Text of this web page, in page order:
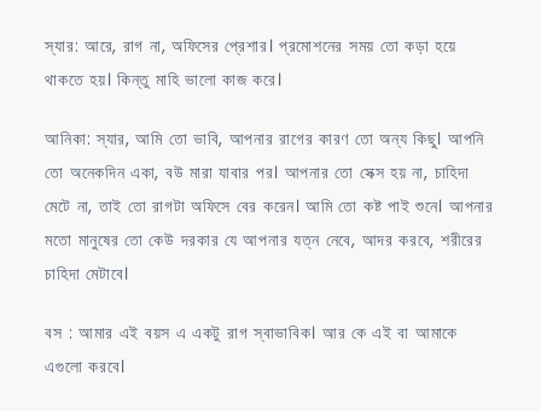
স্যার: আরে, রাগ না, অফিসের প্রেশার। প্রমোশনের সময় তো কড়া হয়ে
থাকতে হয়। কিন্তু মাহি ভালো কাজ করে।
আনিকা: স্যার, আমি তো ভাবি, আপনার রাগের কারণ তো অন্য কিছু। আপনি
তো অনেকদিন একা, বউ মারা যাবার পর। আপনার তো সেক্স হয় না, চাহিদা
মেটে না, তাই তো রাগটা অফিসে বের করেন। আমি তো কষ্ট পাই শুনে। আপনার
মতো মানুষের তো কেউ দরকার যে আপনার যত্ন নেবে, আদর করবে, শরীরের
চাহিদা মেটাবে।
বস : আমার এই বয়স এ একটু রাগ স্বাভাবিক। আর কে এই বা আমাকে
এগুলো করবে।